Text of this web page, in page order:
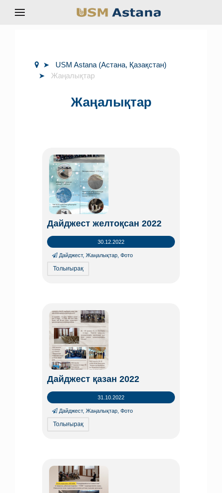
USM Astana (Астана, Қазақстан)
Жаңалықтар
Жаңалықтар
Дайджест желтоқсан 2022
30.12.2022
Дайджест, Жаңалықтар Фото
Толығырақ
Дайджест қазан 2022
31.10.2022
Дайджест, Жаңалықтар Фото
Толығырақ